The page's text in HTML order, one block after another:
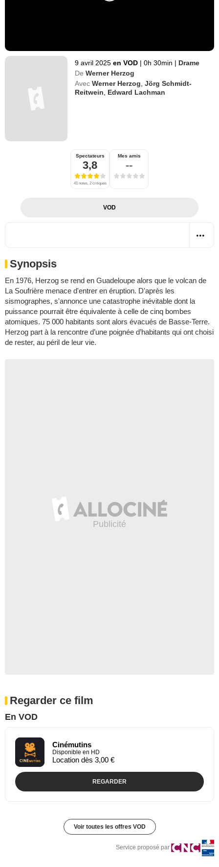
9 avril 2025 en VOD | 0h 30min | Drame
De Werner Herzog
Avec Werner Herzog ,Jörg Schmidt-
Reitwein
Edward Lachman
Spectateurs
3,8
41 notes, 2 critiques
Mes amis
--
VOD
Synopsis
En 1976, Herzog se rend en Guadeloupe alors que le volcan de
La Soufrière menace d'entrer en éruption. D'après les
sismographes, s'annonce une catastrophe inévitable dont la
puissance pourrait être équivalente à celle de cinq bombes
atomiques. 75 000 habitants sont alors évacués de Basse-Terre.
Herzog part à la rencontre d’une poignée d’habitants qui ont choisi
de rester, au péril de leur vie.
Regarder ce film
En VOD
Cinémutins
Disponible en HD
Location dès 3,00 €
REGARDER
Voir toutes les offres VOD
Service proposé par